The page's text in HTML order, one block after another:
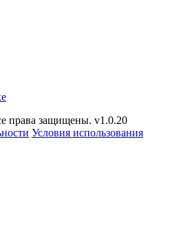
права защищены. v1.0.20
Условия использования